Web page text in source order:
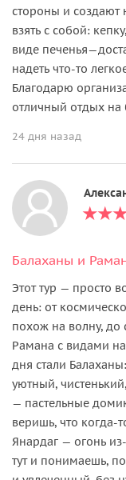
стороны и
взять с собой:
виде
надеть что-то
Благодарю
отличный отдых на
24 дня назад
Этот тур — просто
день: от
похож на волну, до
Рамана с видами
дня стали
уютный,
— пастельные
веришь, что когда-
Янардаг — огонь
тут и понимаешь,